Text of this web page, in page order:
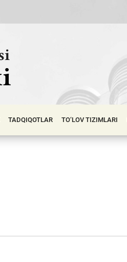
TADQIQOTLAR TO‘LOV TIZIMLARI